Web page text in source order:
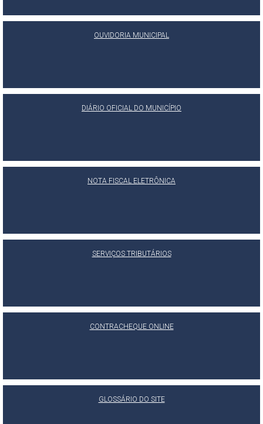
OUVIDORIA MUNICIPAL
DIÁRIO OFICIAL DO MUNICÍPIO
NOTA FISCAL ELETRÔNICA
SERVIÇOS TRIBUTÁRIOS
CONTRACHEQUE ONLINE
GLOSSÁRIO DO SITE